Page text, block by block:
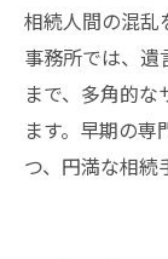
相続人間の混乱
事務所では、
まで、多角的
ます。早期の
つ、円満な相続